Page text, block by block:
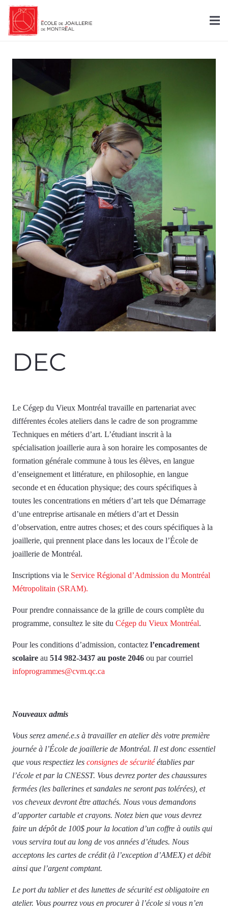
DEC
Le Cégep du Vieux Montréal travaille en partenariat avec
différentes écoles ateliers dans le cadre de son programme
Techniques en métiers d’art. L’étudiant inscrit à la
spécialisation joaillerie aura à son horaire les composantes de
formation générale commune à tous les élèves, en langue
d’enseignement et littérature, en philosophie, en langue
seconde et en éducation physique; des cours spécifiques à
toutes les concentrations en métiers d’art tels que Démarrage
d’une entreprise artisanale en métiers d’art et Dessin
d’observation, entre autres choses; et des cours spécifiques à la
joaillerie, qui prennent place dans les locaux de l’École de
joaillerie de Montréal.
Inscriptions via le Service Régional d’Admission du Montréal
Métropolitain (SRAM).
Pour prendre connaissance de la grille de cours complète du
programme, consultez le site du Cégep du Vieux Montréal.
Pour les conditions d’admission, contactez l’encadrement
scolaire au 514 982-3437 au poste 2046 ou par courriel
infoprogrammes@cvm.qc.ca
Nouveaux admis
Vous serez amené.e.s à travailler en atelier dès votre première
journée à l’École de joaillerie de Montréal. Il est donc essentiel
que vous respectiez les consignes de sécuritéétablies par
l’école et par la CNESST. Vous devrez porter des chaussures
fermées (les ballerines et sandales ne seront pas tolérées), et
vos cheveux devront être attachés. Nous vous demandons
d’apporter cartable et crayons. Notez bien que vous devrez
faire un dépôt de 100$ pour la location d’un coffre à outils qui
vous servira tout au long de vos années d’études. Nous
acceptons les cartes de crédit (à l’exception d’AMEX) et débit
ainsi que l’argent comptant.
Le port du tablier et des lunettes de sécurité est obligatoire en
atelier. Vous pourrez vous en procurer à l’école si vous n’en